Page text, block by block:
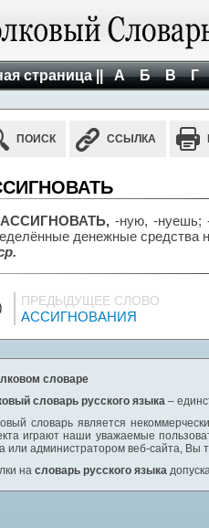
страница || А Б В Г
ПОИСК ССЫЛКА
АССИГНОВАТЬ, -ную, -нуешь;
денежные средства
ПРЕДЫДУЩЕЕ СЛОВО
АССИГНОВАНИЯ
словаре
словарь русского языка –
словарь является
играют наши уважаемые
или администратором веб-сайта, Вы
на словарь русского языка